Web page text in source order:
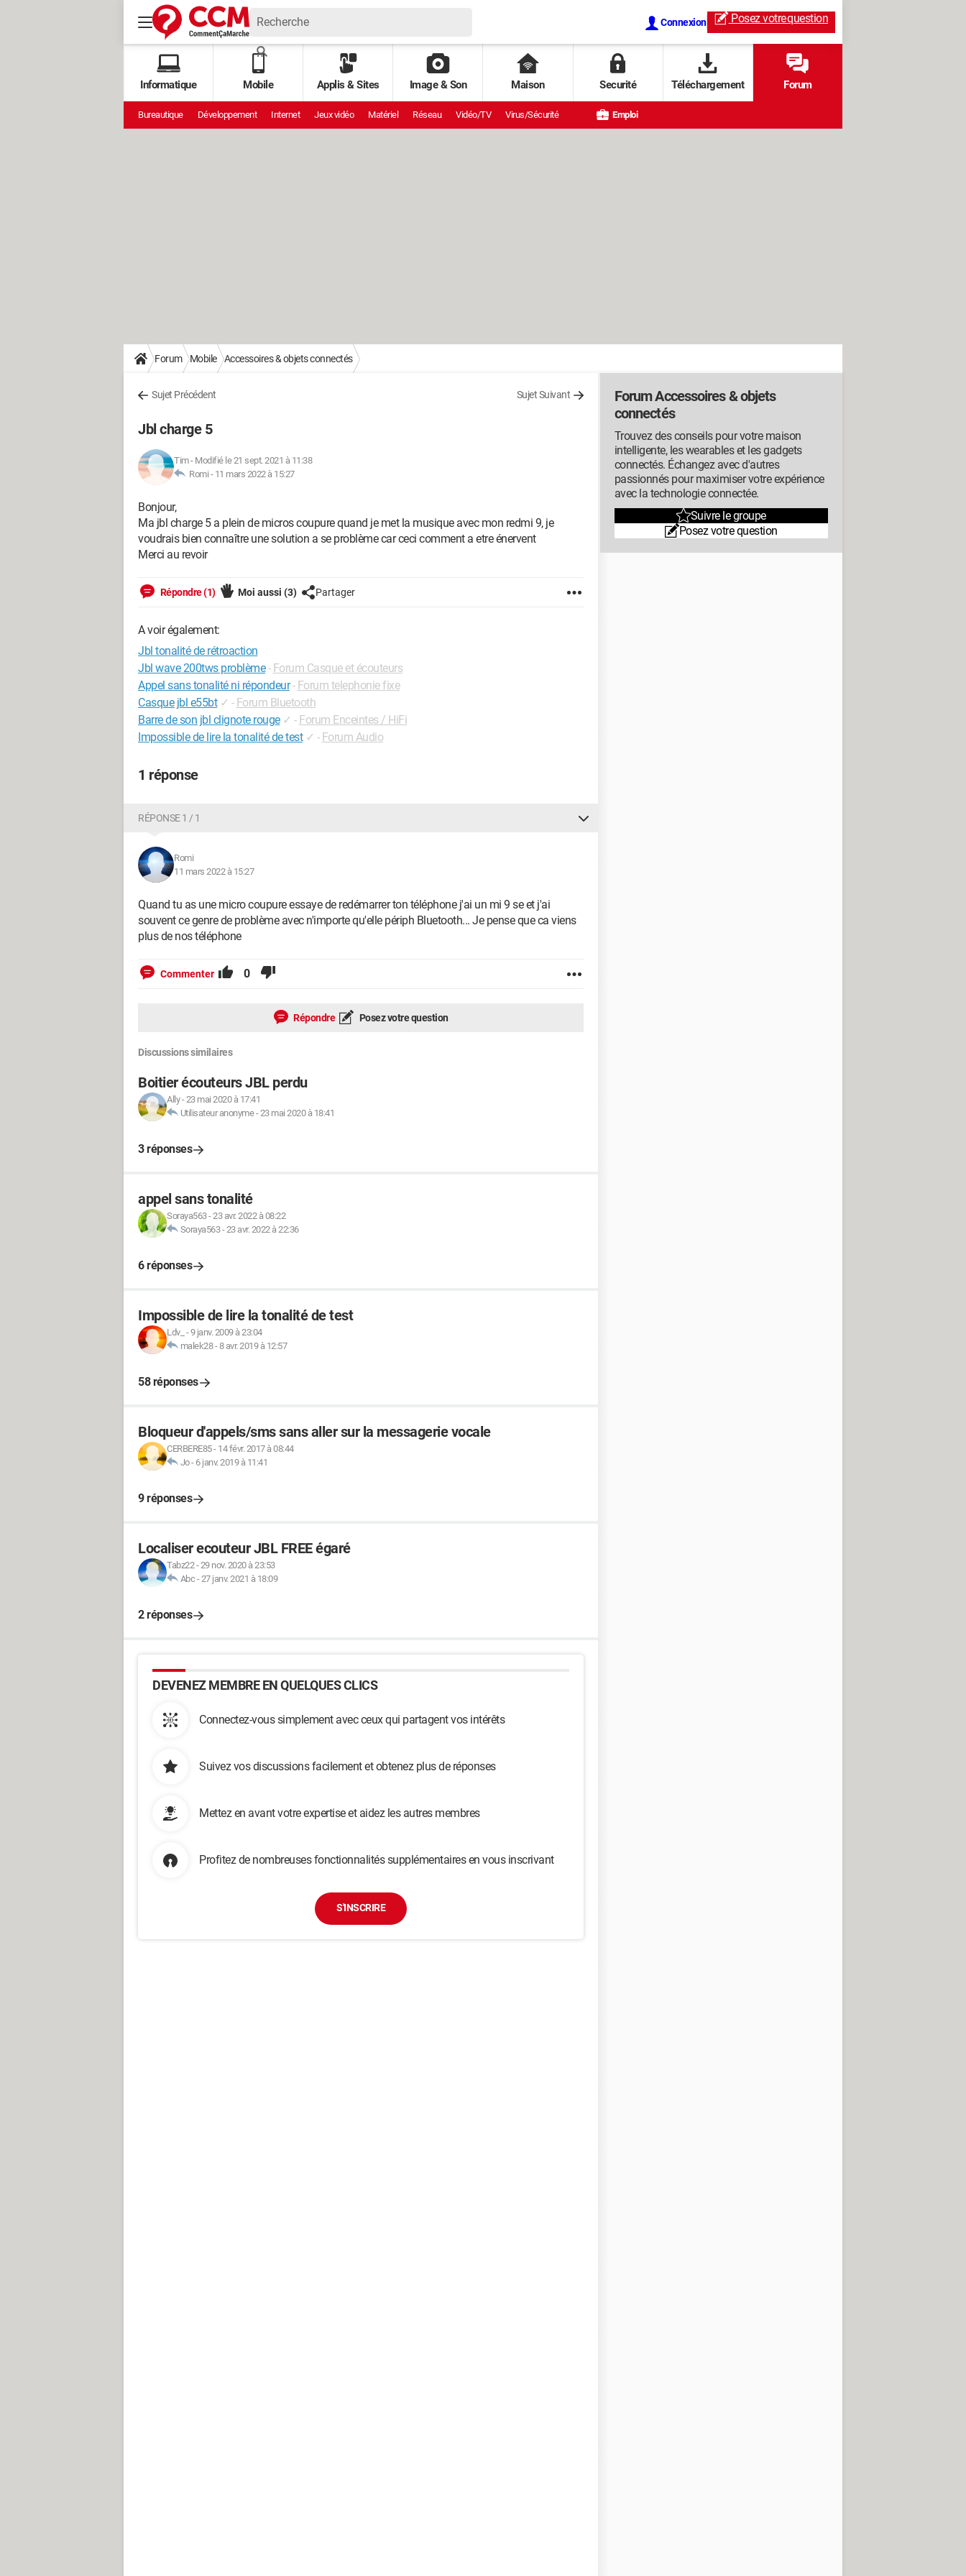
Connexion Posez votrequestion
Informatique Mobile Applis & Sites Image & Son Maison Securité Téléchargement Forum
Bureautique Développement Internet Jeux vidéo Matériel Réseau Vidéo/TV Virus/Sécurité Emploi
Forum Mobile Accessoires & objets connectés
Sujet Précédent Sujet Suivant
Jbl charge 5
Tim- Modifié le 21 sept. 2021 à 11:38
Romi - 11 mars 2022 à 15:27
Bonjour,
Ma jbl charge 5 a plein de micros coupure quand je met la musique avec mon redmi 9, je
voudrais bien connaître une solution a se problème car ceci comment a etre énervent
Merci au revoir
Répondre (1) Moi aussi (3) Partager
A voir également:
Jbl tonalité de rétroaction
Jbl wave 200tws problème - Forum Casque et écouteurs
Appel sans tonalité ni répondeur - Forum telephonie fixe
Casque jbl e55bt ✓ - Forum Bluetooth
Barre de son jbl clignote rouge ✓ - Forum Enceintes / HiFi
Impossible de lire la tonalité de test ✓ - Forum Audio
1 réponse
RÉPONSE 1 / 1
Romi
11 mars 2022 à 15:27
Quand tu as une micro coupure essaye de redémarrer ton téléphone j'ai un mi 9 se et j'ai
souvent ce genre de problème avec n'importe qu'elle périph Bluetooth... Je pense que ca viens
plus de nos téléphone
Commenter 0
Répondre Posez votre question
Discussions similaires
Boitier écouteurs JBL perdu
Ally-23 mai 2020 à 17:41
Utilisateur anonyme-23 mai 2020 à 18:41
3 réponses
appel sans tonalité
Soraya563-23 avr. 2022 à 08:22
Soraya563-23 avr. 2022 à 22:36
6 réponses
Impossible de lire la tonalité de test
Ldv_ -9 janv. 2009 à 23:04
malek28-8 avr. 2019 à 12:57
58 réponses
Bloqueur d'appels/sms sans aller sur la messagerie vocale
CERBERE85- 14 févr. 2017 à 08:44
Jo- 6 janv. 2019 à 11:41
9 réponses
Localiser ecouteur JBL FREE égaré
Tabz22-29 nov. 2020 à 23:53
Abc -27 janv. 2021 à 18:09
2 réponses
DEVENEZ MEMBRE EN QUELQUES CLICS
Connectez-vous simplement avec ceux qui partagent vos intérêts
Suivez vos discussions facilement et obtenez plus de réponses
Mettez en avant votre expertise et aidez les autres membres
Profitez de nombreuses fonctionnalités supplémentaires en vous inscrivant
S'INSCRIRE
Forum Accessoires & objets
connectés
Trouvez des conseils pour votre maison
intelligente, les wearables et les gadgets
connectés. Échangez avec d'autres
passionnés pour maximiser votre expérience
avec la technologie connectée.
Suivre le groupe
Posez votre question